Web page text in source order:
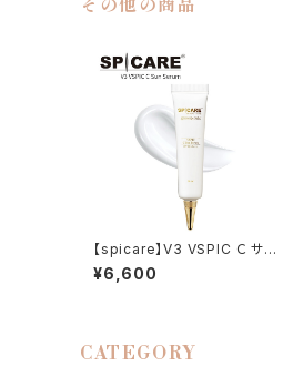
その他の商品
【spicare】V3 VSPIC Ｃ サン
セラム
¥6,600
CATEGORY